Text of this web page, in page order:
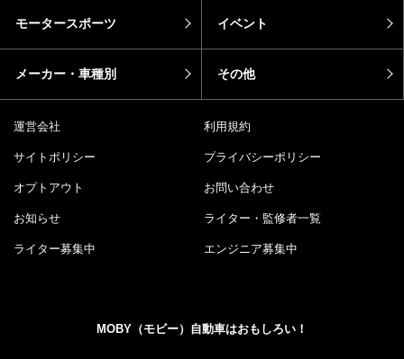
モータースポーツ イベント
メーカー・車種別 その他
運営会社 利用規約
サイトポリシー プライバシーポリシー
オプトアウト お問い合わせ
お知らせ ライター・監修者一覧
ライター募集中 エンジニア募集中
MOBY（モビー）自動車はおもしろい！